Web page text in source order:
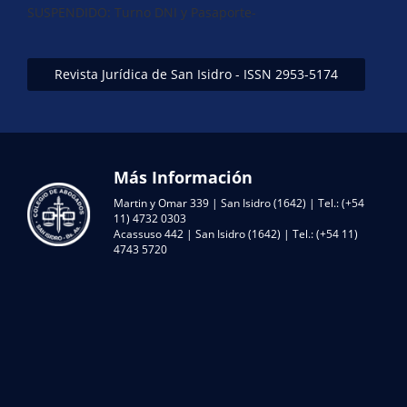
SUSPENDIDO: Turno DNI y Pasaporte-
Revista Jurídica de San Isidro - ISSN 2953-5174
Más Información
Martin y Omar 339 | San Isidro (1642) | Tel.: (+54
11) 4732 0303
Acassuso 442 | San Isidro (1642) | Tel.: (+54 11)
4743 5720